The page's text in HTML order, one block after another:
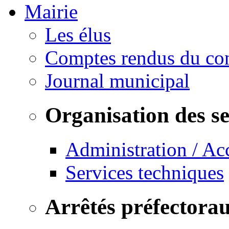
Mairie
Les élus
Comptes rendus du
Journal municipal
Organisation des
Administration /
Services techniques
Arrêtés